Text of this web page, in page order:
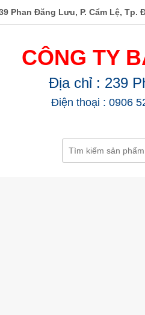
Phan Đăng Lưu, P. Cẩm Lệ, Tp.
CÔNG TY
Địa chỉ : 239
Điện thoại : 0906